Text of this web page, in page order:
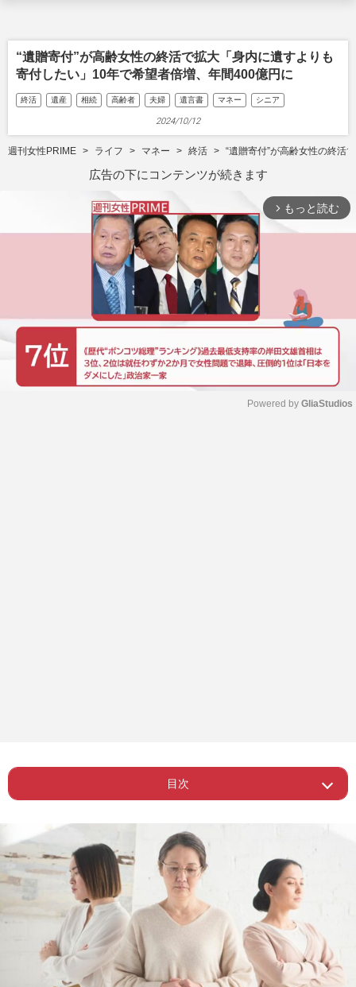
“遺贈寄付”が高齢女性の終活で拡大「身内に遺すよりも
寄付したい」10年で希望者倍増、年間400億円に
終活 遺産 相続 高齢者 夫婦 遺言書 マネー シニア
2024/10/12
週刊女性PRIME ライフ マネー 終活 “遺贈寄付”が高齢女性の終活
広告の下にコンテンツが続きます
arrow_forward_ios もっと読む
Powered by GliaStudios
目次
Page 1 ー 少子高齢化で増える遺贈寄付
Page 2 ー “予備的遺言”
Page 3 ー 若い人も考えるように
Page 4 ー 遺贈寄付で始まる新たな人生